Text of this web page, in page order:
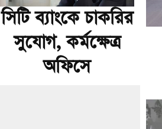
সিটি ব্যাংকে চাকরির
সুযোগ, কর্মক্ষেত্র
অফিসে